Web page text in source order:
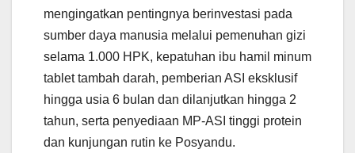
mengingatkan pentingnya berinvestasi pada
sumber daya manusia melalui pemenuhan gizi
selama 1.000 HPK, kepatuhan ibu hamil minum
tablet tambah darah, pemberian ASI eksklusif
hingga usia 6 bulan dan dilanjutkan hingga 2
tahun, serta penyediaan MP-ASI tinggi protein
dan kunjungan rutin ke Posyandu.